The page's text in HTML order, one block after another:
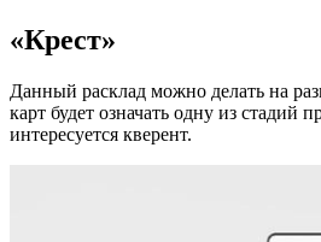
«Крест»
Данный расклад можно делать на
карт будет означать одну из стадий
интересуется кверент.